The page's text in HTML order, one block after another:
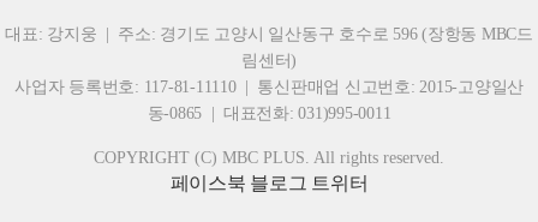
대표: 강지웅 | 주소: 경기도 고양시 일산동구 호수로 596 (장항동 MBC드
림센터)
사업자 등록번호: 117-81-11110 | 통신판매업 신고번호: 2015-고양일산
동-0865 | 대표전화: 031)995-0011
COPYRIGHT (C) MBC PLUS. All rights reserved.
페이스북 블로그 트위터